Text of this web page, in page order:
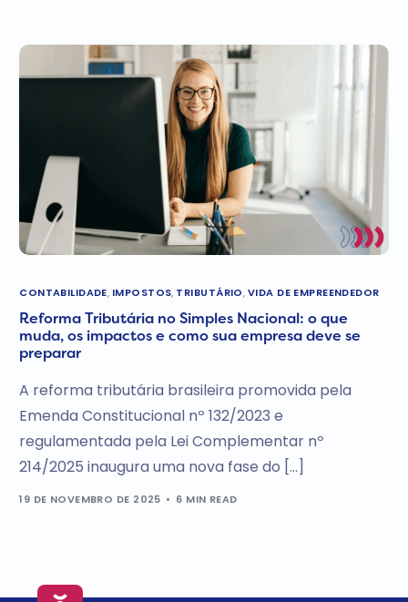
CONTABILIDADE, IMPOSTOS, TRIBUTÁRIO,VIDA DE EMPREENDEDOR
Reforma Tributária no Simples Nacional: o que
muda, os impactos e como sua empresa deve se
preparar
A reforma tributária brasileira promovida pela
Emenda Constitucional nº 132/2023 e
regulamentada pela Lei Complementar nº
214/2025 inaugura uma nova fase do […]
19 DE NOVEMBRO DE 2025 6 MIN READ